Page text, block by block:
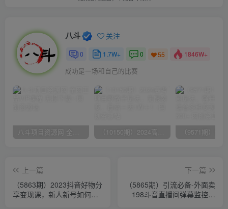
八斗 关注
0 1.7W+ 0 55 1846W+
成功是一场和自己的比赛
八斗项目资源网 全网正品VIP课程 无损下载~ （10150期）2024高考项目野路子玩法，无限裂变，最高一天1W＋！
上一篇
（5863期）2023抖音好物分
享变现课，新人新号如何快
下一篇
（5865期）引流必备-外面卖
198斗音直播间弹幕监控脚